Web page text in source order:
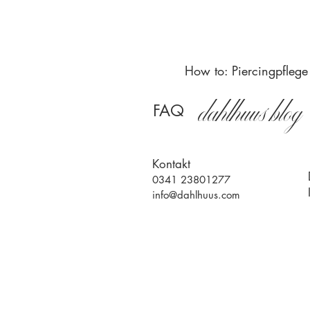
FAQ
How to: Piercingpflege
dahlhuus blog
Kontakt
0341 23801277
info@dahlhuus.com